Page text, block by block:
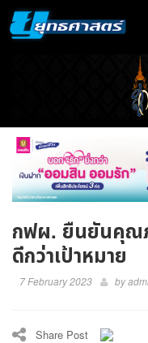
กฟผ. ยืนยันคุณ
ดีกว่าเป้าหมาย
7 February 2023 by
Share Post